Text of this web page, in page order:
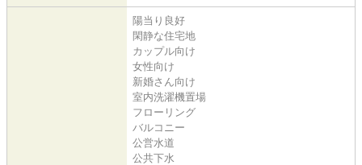
陽当り良好
閑静な住宅地
カップル向け
女性向け
新婚さん向け
室内洗濯機置場
フローリング
バルコニー
公営水道
公共下水